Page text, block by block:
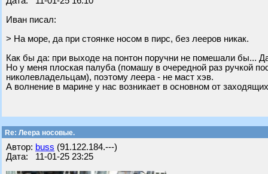
Иван писал:
> На море, да при стоянке носом в пирс, без лееров никак.
Как бы да: при выходе на понтон поручни не помешали бы...
Но у меня плоская палуба (помашу в очередной раз ручкой
николевладельцам), поэтому леера - не маст хэв.
А волнение в марине у нас возникает в основном от
Re: Леера носовые.
Автор: buss (91.122.184.---)
Дата: 11-01-25 23:25